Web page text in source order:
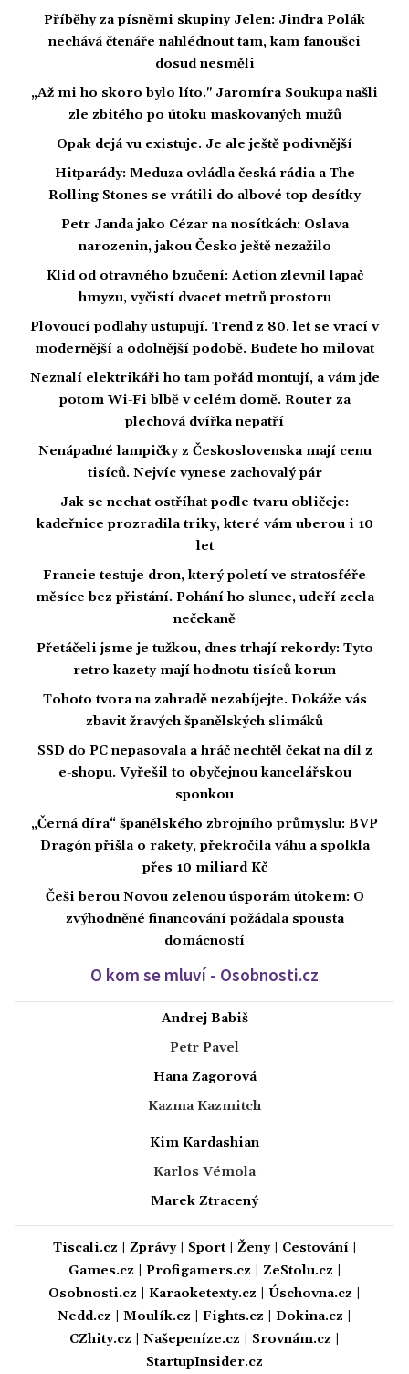
Příběhy za písněmi skupiny Jelen: Jindra Polák
nechává čtenáře nahlédnout tam, kam fanoušci
dosud nesměli
„Až mi ho skoro bylo líto." Jaromíra Soukupa našli
zle zbitého po útoku maskovaných mužů
Opak dejá vu existuje. Je ale ještě podivnější
Hitparády: Meduza ovládla česká rádia a The
Rolling Stones se vrátili do albové top desítky
Petr Janda jako Cézar na nosítkách: Oslava
narozenin, jakou Česko ještě nezažilo
Klid od otravného bzučení: Action zlevnil lapač
hmyzu, vyčistí dvacet metrů prostoru
Plovoucí podlahy ustupují. Trend z 80. let se vrací v
modernější a odolnější podobě. Budete ho milovat
Neznalí elektrikáři ho tam pořád montují, a vám jde
potom Wi-Fi blbě v celém domě. Router za
plechová dvířka nepatří
Nenápadné lampičky z Československa mají cenu
tisíců. Nejvíc vynese zachovalý pár
Jak se nechat ostříhat podle tvaru obličeje:
kadeřnice prozradila triky, které vám uberou i 10
let
Francie testuje dron, který poletí ve stratosféře
měsíce bez přistání. Pohání ho slunce, udeří zcela
nečekaně
Přetáčeli jsme je tužkou, dnes trhají rekordy: Tyto
retro kazety mají hodnotu tisíců korun
Tohoto tvora na zahradě nezabíjejte. Dokáže vás
zbavit žravých španělských slimáků
SSD do PC nepasovala a hráč nechtěl čekat na díl z
e-shopu. Vyřešil to obyčejnou kancelářskou
sponkou
„Černá díra“ španělského zbrojního průmyslu: BVP
Dragón přišla o rakety, překročila váhu a spolkla
přes 10 miliard Kč
Češi berou Novou zelenou úsporám útokem: O
zvýhodněné financování požádala spousta
domácností
O kom se mluví - Osobnosti.cz
Andrej Babiš
Petr Pavel
Hana Zagorová
Kazma Kazmitch
Kim Kardashian
Karlos Vémola
Marek Ztracený
Tiscali.cz Zprávy| Sport| Ženy| Cestování|
Games.cz
Profigamers.cz ZeStolu.cz
Osobnosti.cz
Karaoketexty.cz Úschovna.cz
Nedd.cz
Moulík.cz Fights.cz Dokina.cz
CZhity.cz
Našepeníze.cz Srovnám.cz
StartupInsider.cz